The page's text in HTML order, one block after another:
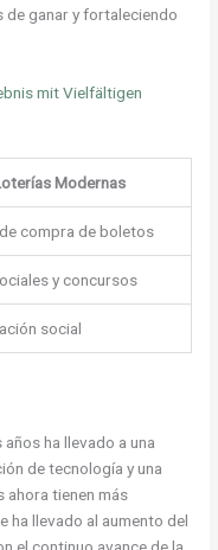
de ganar y fortaleciendo
mit Vielfältigen
Modernas
compra de boletos
y concursos
social
ha llevado a una
de tecnología y una
ahora tienen más
ha llevado al aumento del